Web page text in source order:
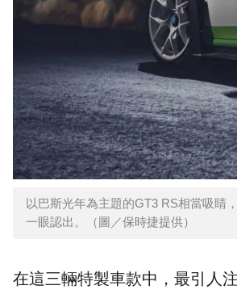
以巴斯光年為主題的GT3 RS相當吸睛
一眼認出。（圖／保時捷提供）
在這三輛特製車款中，最引人